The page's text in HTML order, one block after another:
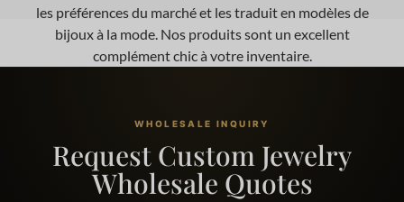
les préférences du marché et les traduit en modèles de
bijoux à la mode. Nos produits sont un excellent
complément chic à votre inventaire.
WHOLESALE INQUIRY
Request Custom Jewelry
Wholesale Quotes